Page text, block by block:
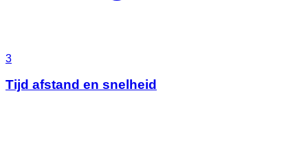
3
Tijd afstand en snelheid